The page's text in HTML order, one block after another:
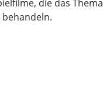
die das Thema